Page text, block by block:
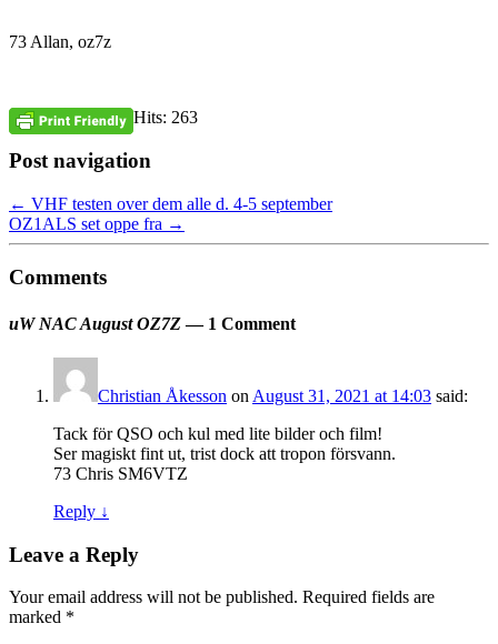
73 Allan, oz7z
Hits: 263
Post navigation
← VHF testen over dem alle d. 4-5 september
OZ1ALS set oppe fra →
Comments
uW NAC August OZ7Z— 1 Comment
Christian Åkesson on August 31, 2021 at 14:03 said:
Tack för QSO och kul med lite bilder och film!
Ser magiskt fint ut, trist dock att tropon försvann.
73 Chris SM6VTZ
Reply ↓
Leave a Reply
Your email address will not be published. Required fields are
marked *